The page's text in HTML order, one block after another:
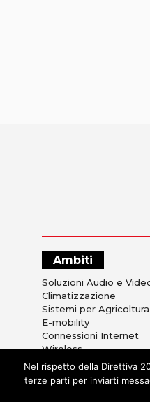
Ambiti
Soluzioni Audio e
Climatizzazione
Sistemi per
E-mobility
Connessioni Internet
Wireless
Sistemi di Ricezione
Sicurezza e Anti
Soluzioni Alberghiere
Nel rispetto della Direttiva
terze parti per inviarti